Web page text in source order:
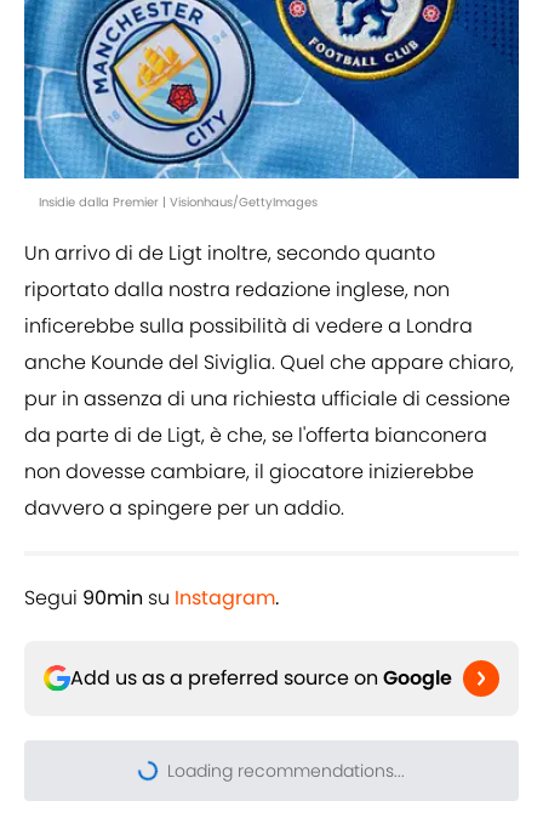
Insidie dalla Premier | Visionhaus/GettyImages
Un arrivo di de Ligt inoltre, secondo quanto
riportato dalla nostra redazione inglese, non
inficerebbe sulla possibilità di vedere a Londra
anche Kounde del Siviglia. Quel che appare chiaro,
pur in assenza di una richiesta ufficiale di cessione
da parte di de Ligt, è che, se l'offerta bianconera
non dovesse cambiare, il giocatore inizierebbe
davvero a spingere per un addio.
Segui 90min su Instagram.
Add us as a preferred source on Google
Tag correlati